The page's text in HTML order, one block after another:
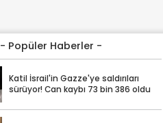
- Popüler Haberler -
Katil İsrail'in Gazze'ye saldırıları
sürüyor! Can kaybı 73 bin 386 oldu